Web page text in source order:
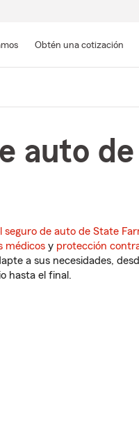
contenido
Obtén una cotización
auto
seguro de auto de State
médicos y protección
a sus necesidades,
hasta el final.